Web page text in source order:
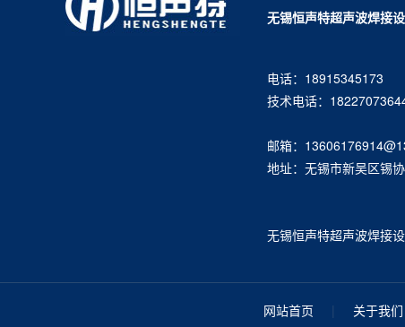
无锡恒声特超声波焊接
电话：18915345173
技术电话：
邮箱：
地址：无锡市新吴区锡
无锡恒声特超声波焊接
网站首页 | 关于我们